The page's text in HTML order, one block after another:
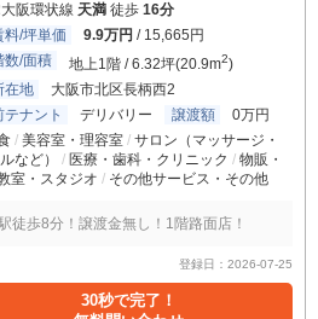
阪環状線 天満 徒歩 16分
料/坪単価
9.9万円 / 15,665円
数/面積
地上1階 / 6.32坪(20.9m2)
在地
大阪市北区長柄西2
テナント
デリバリー 譲渡額 0万円
美容室・理容室
サロン（マッサージ・
など）
医療・歯科・クリニック
物販・
室・スタジオ その他サービス・その他
徒歩8分！譲渡金無し！1階路面店！
登録日：2026-07-25
30秒で完了！